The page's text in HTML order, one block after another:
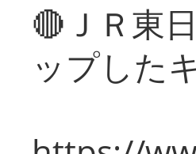
🔴ＪＲ東
ップした